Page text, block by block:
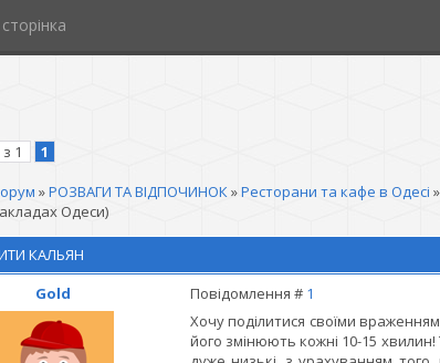
з 1
1
»РОЗВАГИ ТА ВІДПОЧИНОК»Ресторани та кафе в Одесі »
Одеси)
КАЛЬЯН
Gold
Повідомлення # 1
Хочу поділитися своїми
його змінюють кожні 10-15 хвилин!